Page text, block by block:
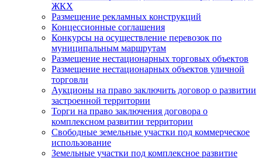
ЖКХ
Размещение рекламных конструкций
Концессионные соглашения
Конкурсы на осуществление перевозок по
муниципальным маршрутам
Размещение нестационарных торговых объектов
Размещение нестационарных объектов уличной
торговли
Аукционы на право заключить договор о развитии
застроенной территории
Торги на право заключения договора о
комплексном развитии территории
Свободные земельные участки под коммерческое
использование
Земельные участки под комплексное развитие